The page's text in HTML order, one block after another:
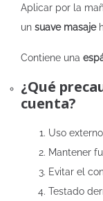
Aplicar por la
un suave masaje
Contiene una
¿Qué
cuenta?
Uso
Mantener
Evitar el
Testado